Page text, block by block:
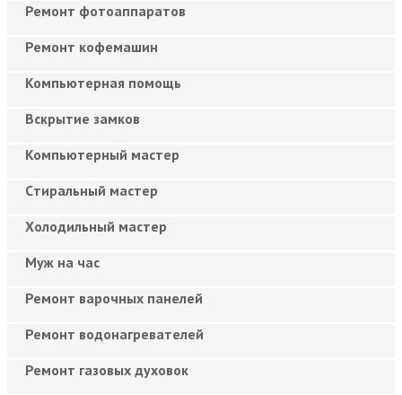
Ремонт фотоаппаратов
Ремонт кофемашин
Компьютерная помощь
Вскрытие замков
Компьютерный мастер
Cтиральный мастер
Холодильный мастер
Муж на час
Ремонт варочных панелей
Ремонт водонагревателей
Ремонт газовых духовок